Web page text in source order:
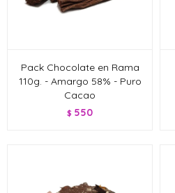
Pack Chocolate en Rama
110g. - Amargo 58% - Puro
Cacao
$ 550